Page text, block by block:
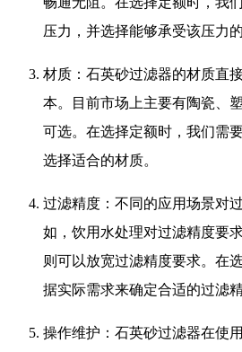
压力，并选择能够承受该压力
材质：石英砂过滤器的材质直
本。目前市场上主要有陶瓷、
可选。在选择定额时，我们需
选择适合的材质。
过滤精度：不同的应用场景对
如，饮用水处理对过滤精度要
则可以放宽过滤精度要求。在
据实际需求来确定合适的过滤精
操作维护：石英砂过滤器在使